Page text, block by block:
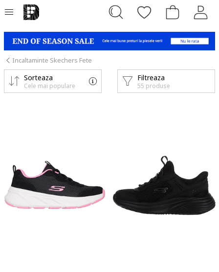
Incaltaminte Skechers Fete
Filtreaza
55 produse
Sorteaza
Cele mai populare